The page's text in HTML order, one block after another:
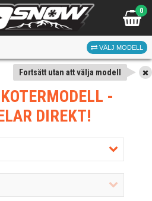
0
VÄLJ MODELL
Fortsätt utan att välja modell
-
DIREKT!